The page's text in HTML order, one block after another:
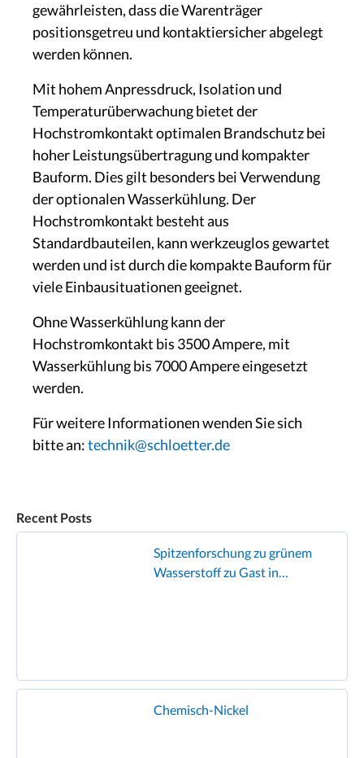
gewährleisten, dass die Warenträger
positionsgetreu und kontaktiersicher abgelegt
werden können.
Mit hohem Anpressdruck, Isolation und
Temperaturüberwachung bietet der
Hochstromkontakt optimalen Brandschutz bei
hoher Leistungsübertragung und kompakter
Bauform. Dies gilt besonders bei Verwendung
der optionalen Wasserkühlung. Der
Hochstromkontakt besteht aus
Standardbauteilen, kann werkzeuglos gewartet
werden und ist durch die kompakte Bauform für
viele Einbausituationen geeignet.
Ohne Wasserkühlung kann der
Hochstromkontakt bis 3500 Ampere, mit
Wasserkühlung bis 7000 Ampere eingesetzt
werden.
Für weitere Informationen wenden Sie sich
bitte an:technik@schloetter.de
Recent Posts
Spitzenforschung zu grünem
Wasserstoff zu Gast in
Chemisch-Nickel